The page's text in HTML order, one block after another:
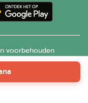
voorbehouden